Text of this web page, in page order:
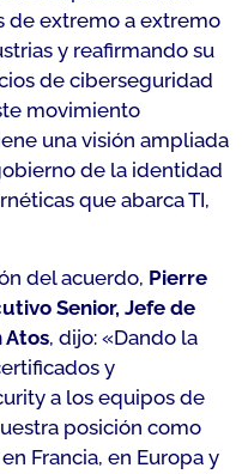
de extremo a extremo
y reafirmando su
de ciberseguridad
movimiento
una visión ampliada
de la identidad
que abarca TI,
del acuerdo, Pierre
Senior, Jefe de
Atos, dijo: «Dando la
y
a los equipos de
posición como
Francia, en Europa y